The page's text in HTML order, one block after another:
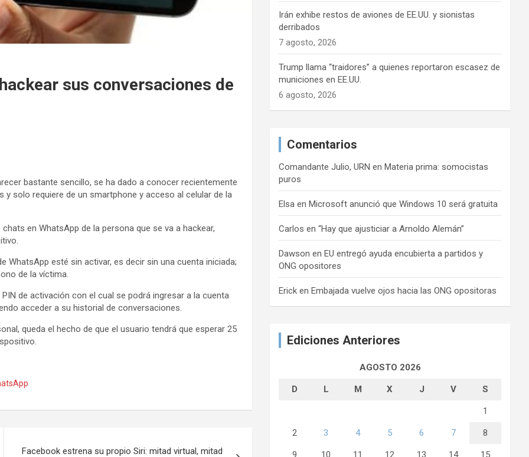
sus conversaciones de
bastante sencillo, se ha dado a conocer recientemente
solo requiere de un smartphone y acceso al celular de la
en WhatsApp de la persona que se va a hackear,
WhatsApp esté sin activar, es decir sin una cuenta iniciada;
de la víctima.
de activación con el cual se podrá ingresar a la cuenta
acceder a su historial de conversaciones.
queda el hecho de que el usuario tendrá que esperar 25
Facebook estrena su propio Siri: mitad virtual, mitad
Irán exhibe restos de aviones de EE.UU. y sionistas
derribados
7 agosto, 2026
Trump llama “traidores” a quienes reportaron escasez de
municiones en EE.UU.
6 agosto, 2026
Comentarios
Comandante Julio, URN en Materia prima: somocistas
puros
Elsa en Microsoft anunció que Windows 10 será gratuita
Carlosen“Hay que ajusticiar a Arnoldo Alemán”
Dawson en EU entregó ayuda encubierta a partidos y
ONG opositores
Erick en Embajada vuelve ojos hacia las ONG opositoras
Ediciones Anteriores
AGOSTO 2026
D L M X J V S
1
2 3 4 5 6 7 8